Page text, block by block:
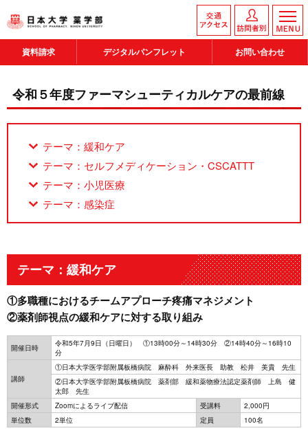
資料請求 デジタルパンフレット お問い合わせ
令和５年度ファーマシューティカルケアの最前線
テーマ：緩和ケア
テーマ：セルフメディケーション・CSCATTT
テーマ：小児医療
テーマ：感染症
テーマ：緩和ケア
①多職種におけるチームアプローチ疼痛マネジメント
②薬剤師視点の緩和ケアに対する取り組み
開催日時
令和5年7月9日（日曜日） ①13時00分～14時30分 ②14時40分～16時10
分
講師
①日本大学医学部附属板橋病院 麻酔科 外来医長 助教 松井 美貴 先生
②日本大学医学部附属板橋病院 薬剤部 緩和薬物療法認定薬剤師 上島 健
太郎 先生
開催形式
Zoomによるライブ配信 受講料
2,000円
単位数
2単位 定員 100名